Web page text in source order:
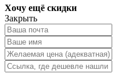
Хочу ещё скидки
Закрыть